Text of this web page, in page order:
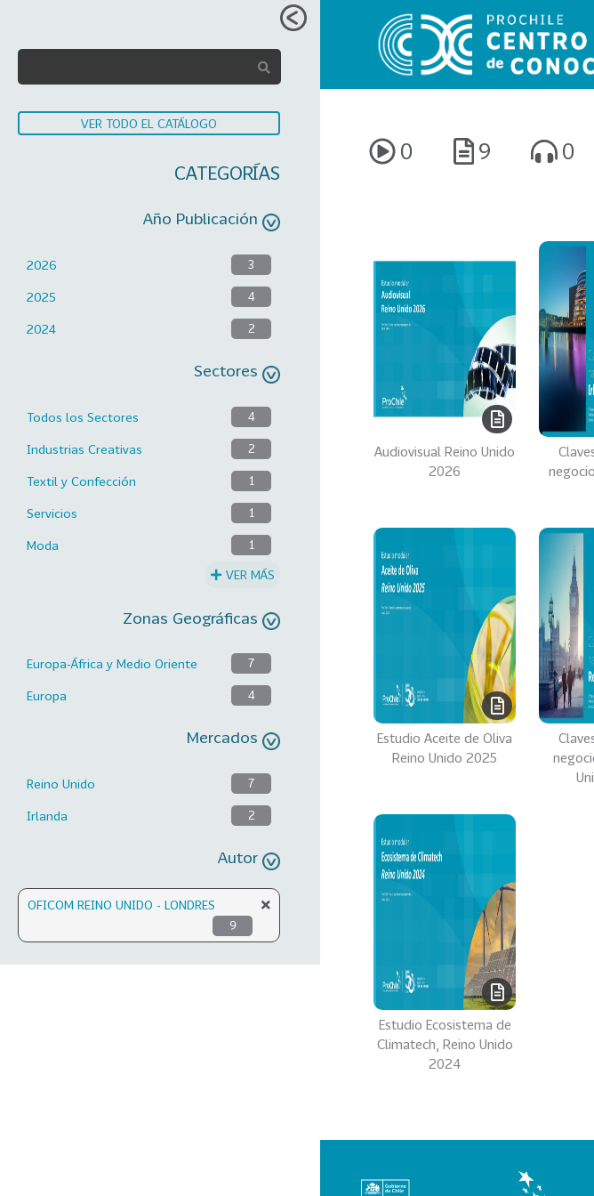
VER TODO EL CATÁLOGO
CATEGORÍAS
Año Publicación
2026 3
2025 4
2024 2
Sectores
Todos los Sectores 4
Industrias Creativas 2
Textil y Confección 1
Servicios 1
Moda 1
VER MÁS
Zonas Geográficas
Europa-África y Medio Oriente 7
Europa 4
Mercados
Reino Unido 7
Irlanda 2
Autor
OFICOM REINO UNIDO - LONDRES
9
0 9 0
Audiovisual Reino Unido
2026
Estudio Aceite de Oliva
Reino Unido 2025
Estudio Ecosistema de
Climatech, Reino Unido
2024